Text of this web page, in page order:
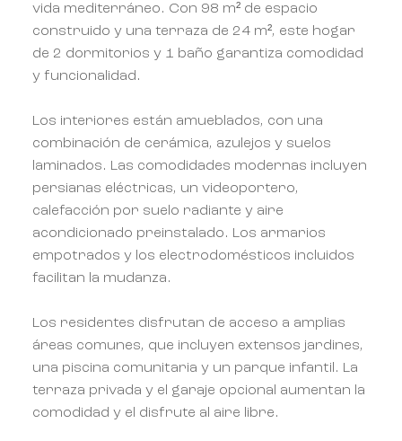
vida mediterráneo. Con 98 m² de espacio
construido y una terraza de 24 m², este hogar
de 2 dormitorios y 1 baño garantiza comodidad
y funcionalidad.
Los interiores están amueblados, con una
combinación de cerámica, azulejos y suelos
laminados. Las comodidades modernas incluyen
persianas eléctricas, un videoportero,
calefacción por suelo radiante y aire
acondicionado preinstalado. Los armarios
empotrados y los electrodomésticos incluidos
facilitan la mudanza.
Los residentes disfrutan de acceso a amplias
áreas comunes, que incluyen extensos jardines,
una piscina comunitaria y un parque infantil. La
terraza privada y el garaje opcional aumentan la
comodidad y el disfrute al aire libre.